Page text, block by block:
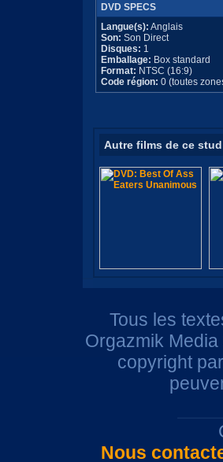
DVD SPECS
Langue(s): Anglais
Son: Son Direct
Disques: 1
Emballage: Box standard
Format: NTSC (16:9)
Code région: 0 (toutes
Autre films de ce
Tous les
Orgazmik
copyright
Nous